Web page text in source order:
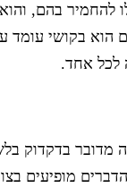
להחמיר בהם,
בקושי עומד
לכל אחד.
מדובר בדקדוק
מופיעים